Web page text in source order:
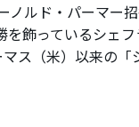
ルド・パーマー
飾っているシェフ
ス（米）以来の「